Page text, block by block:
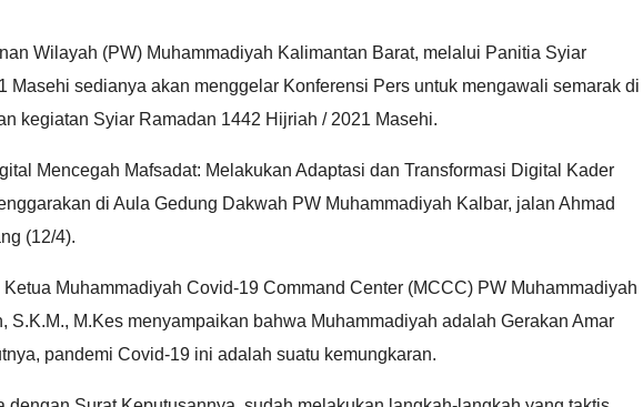
Wilayah (PW) Muhammadiyah Kalimantan Barat, melalui Panitia Syiar
Masehi sedianya akan menggelar Konferensi Pers untuk mengawali semarak di
kegiatan Syiar Ramadan 1442 Hijriah / 2021 Masehi.
Mencegah Mafsadat: Melakukan Adaptasi dan Transformasi Digital Kader
di Aula Gedung Dakwah PW Muhammadiyah Kalbar, jalan Ahmad
(12/4).
Muhammadiyah Covid-19 Command Center (MCCC) PW Muhammadiyah
S.K.M., M.Kes menyampaikan bahwa Muhammadiyah adalah Gerakan Amar
pandemi Covid-19 ini adalah suatu kemungkaran.